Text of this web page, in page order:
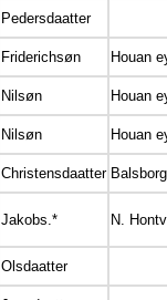
Pedersdaatter
Friderichsøn
Houan
Nilsøn
Houan
Nilsøn
Houan
Christensdaatter
Jakobs.* N.
Olsdaatter